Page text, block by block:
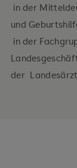
in der
und
in der
der